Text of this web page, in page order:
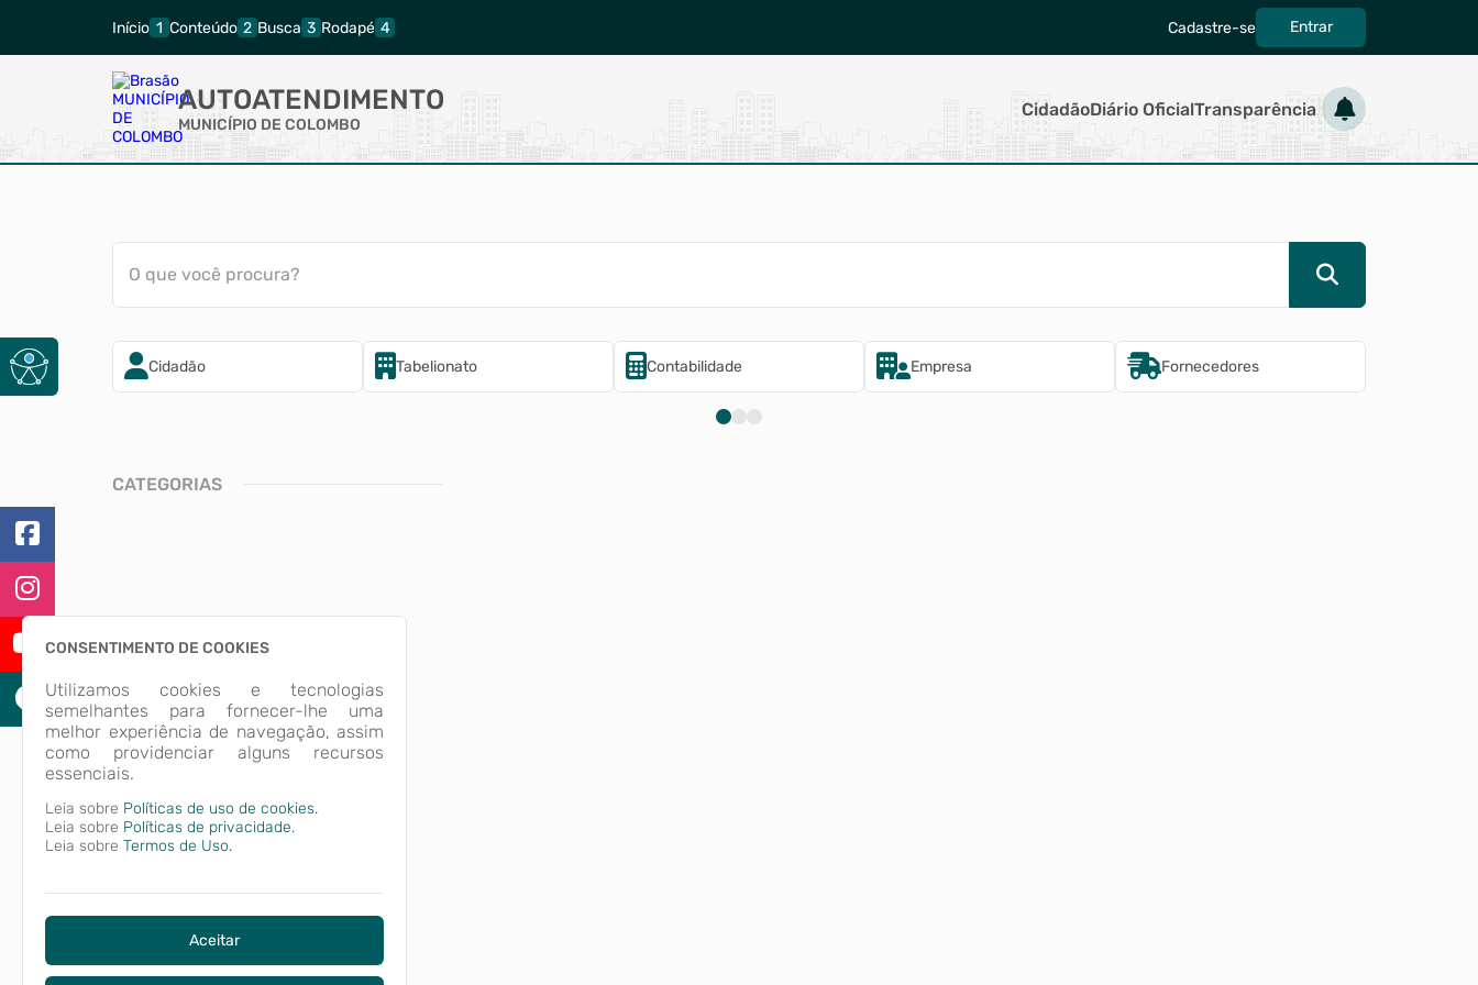
Início Conteúdo Busca Rodapé Cadastre-se Entrar
AUTOATENDIMENTO
MUNICÍPIO DE COLOMBO
CidadãoDiário OficialTransparência
O que você procura?
Cidadão Tabelionato Contabilidade Empresa Fornecedores
CATEGORIAS
CONSENTIMENTO DE COOKIES
Utilizamos cookies e tecnologias
semelhantes para fornecer-lhe uma
melhor experiência de navegação, assim
como providenciar alguns recursos
essenciais.
Leia sobre Políticas de uso de cookies.
Leia sobre Políticas de privacidade.
Leia sobre Termos de Uso.
Aceitar